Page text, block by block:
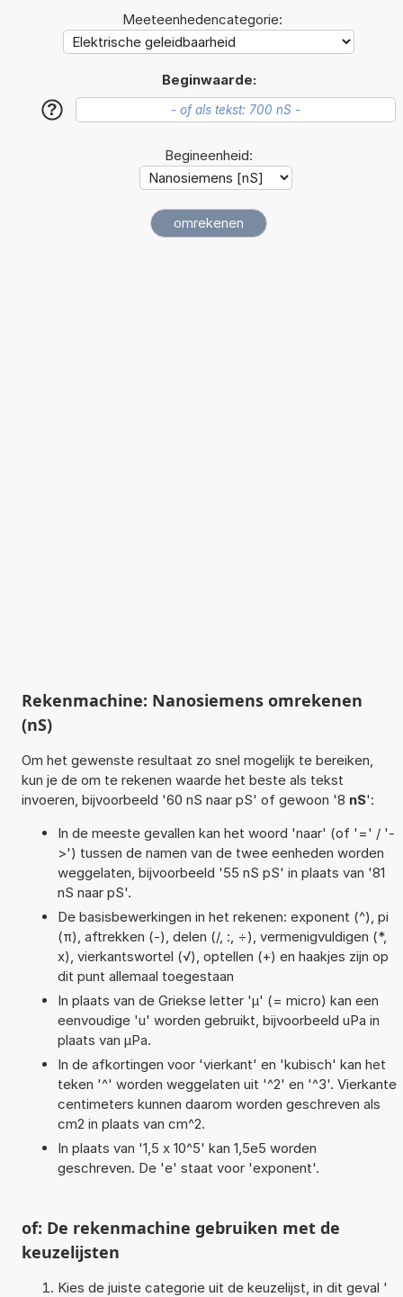
Meeteenhedencategorie:
Beginwaarde:
?
Begineenheid:
Rekenmachine: Nanosiemens omrekenen
(nS)
Om het gewenste resultaat zo snel mogelijk te bereiken,
kun je de om te rekenen waarde het beste als tekst
invoeren, bijvoorbeeld '60 nS naar pS' of gewoon '8 nS':
In de meeste gevallen kan het woord 'naar' (of '=' / '-
>') tussen de namen van de twee eenheden worden
weggelaten, bijvoorbeeld '55 nS pS' in plaats van '81
nS naar pS'.
De basisbewerkingen in het rekenen: exponent (^), pi
(π), aftrekken (-), delen (/, :, ÷), vermenigvuldigen (*,
x), vierkantswortel (√), optellen (+) en haakjes zijn op
dit punt allemaal toegestaan
In plaats van de Griekse letter 'µ' (= micro) kan een
eenvoudige 'u' worden gebruikt, bijvoorbeeld uPa in
plaats van µPa.
In de afkortingen voor 'vierkant' en 'kubisch' kan het
teken '^' worden weggelaten uit '^2' en '^3'. Vierkante
centimeters kunnen daarom worden geschreven als
cm2 in plaats van cm^2.
In plaats van '1,5 x 10^5' kan 1,5e5 worden
geschreven. De 'e' staat voor 'exponent'.
of: De rekenmachine gebruiken met de
keuzelijsten
Kies de juiste categorie uit de keuzelijst, in dit geval '